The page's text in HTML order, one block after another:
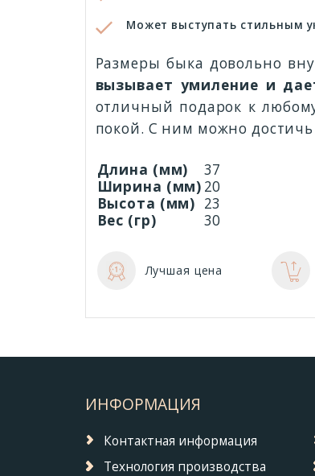
Может выступать стильным
Размеры быка довольно
вызывает умиление и
отличный подарок к
покой. С ним можно достичь
Длина (мм)
37
Ширина (мм) 20
Высота (мм) 23
Вес (гр)
30
Лучшая цена
ИНФОРМАЦИЯ
Контактная информация
Технология производства